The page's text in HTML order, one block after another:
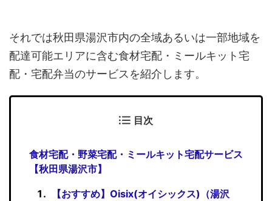
それでは秋田県湯沢市内の全域あるいは一部地域を
配達可能エリアに含む食材宅配・ミールキット宅
配・宅配弁当のサービスを紹介します。
目次
食材宅配・野菜宅配・ミールキット宅配サービス
【秋田県湯沢市】
【おすすめ】Oisix(オイシックス)（湯沢